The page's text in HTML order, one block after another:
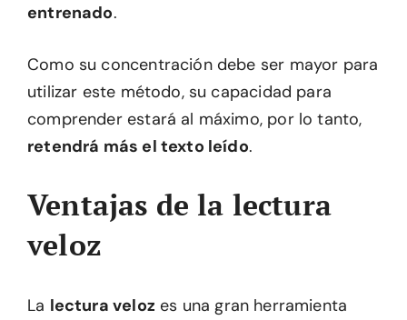
entrenado.
Como su concentración debe ser mayor para
utilizar este método, su capacidad para
comprender estará al máximo, por lo tanto,
retendrá más el texto leído.
Ventajas de la lectura
veloz
La lectura veloz es una gran herramienta